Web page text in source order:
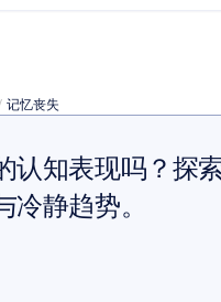
记忆丧失
认知表现吗？探
静趋势。